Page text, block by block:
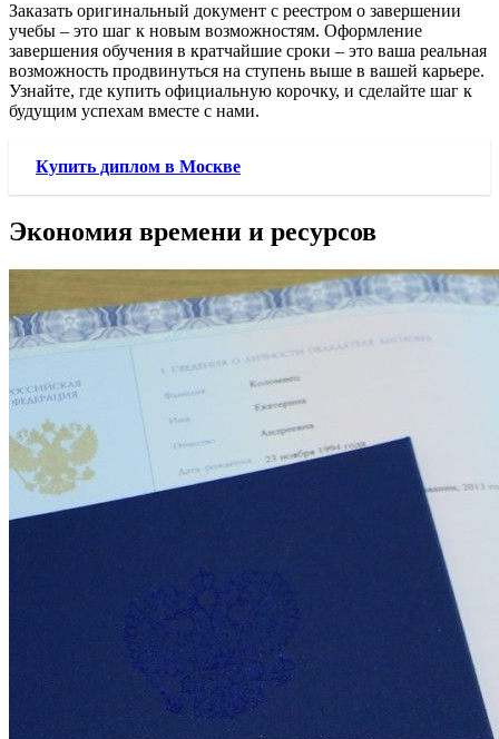
Заказать оригинальный документ с реестром о завершении
учебы – это шаг к новым возможностям. Оформление
завершения обучения в кратчайшие сроки – это ваша реальная
возможность продвинуться на ступень выше в вашей карьере.
Узнайте, где купить официальную корочку, и сделайте шаг к
будущим успехам вместе с нами.
Купить диплом в Москве
Экономия времени и ресурсов